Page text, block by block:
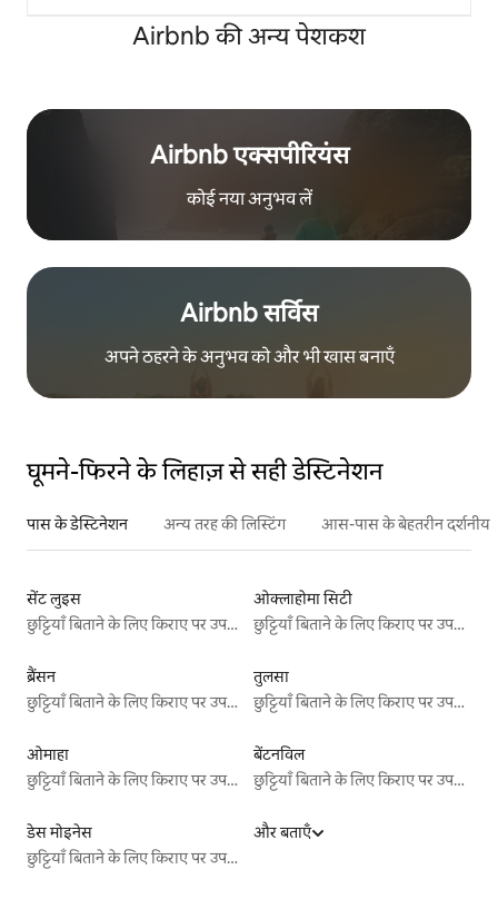
Airbnb की अन्य पेशकश
Airbnb एक्सपीरियंस
कोई नया अनुभव लें
Airbnb सर्विस
अपने ठहरने के अनुभव को और भी खास बनाएँ
घूमने-फिरने के लिहाज़ से सही डेस्टिनेशन
पास के डेस्टिनेशन अन्य तरह की लिस्टिंग आस-पास के बेहतरीन दर्शनीय
सेंट लुइस
छुट्टियाँ बिताने के लिए किराए पर उपलब्ध जगहें
ओक्लाहोमा सिटी
छुट्टियाँ बिताने के लिए किराए पर उपलब्ध जगहें
ब्रैंसन
छुट्टियाँ बिताने के लिए किराए पर उपलब्ध जगहें
तुलसा
छुट्टियाँ बिताने के लिए किराए पर उपलब्ध जगहें
ओमाहा
छुट्टियाँ बिताने के लिए किराए पर उपलब्ध जगहें
बेंटनविल
छुट्टियाँ बिताने के लिए किराए पर उपलब्ध जगहें
डेस मोइनेस
छुट्टियाँ बिताने के लिए किराए पर उपलब्ध जगहें
और बताएँ